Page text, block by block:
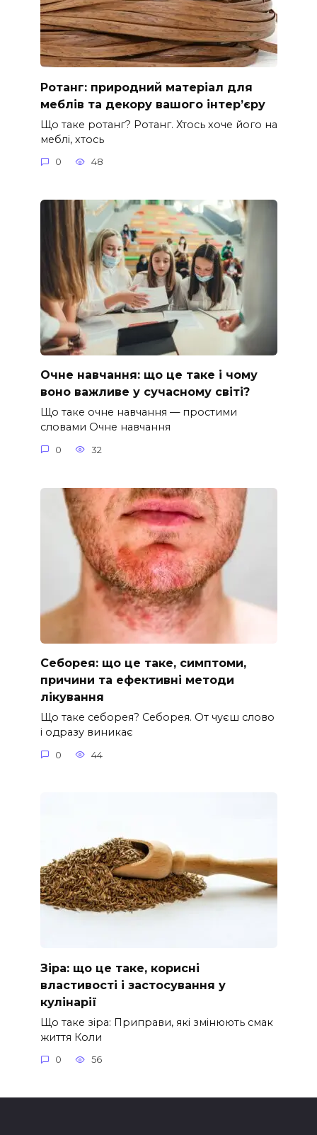
Ротанг: природний матеріал для
меблів та декору вашого інтер’єру
Що таке ротанг? Ротанг. Хтось хоче його на
меблі, хтось
0 48
Очне навчання: що це таке і чому
воно важливе у сучасному світі?
Що таке очне навчання — простими
словами Очне навчання
0 32
Себорея: що це таке, симптоми,
причини та ефективні методи
лікування
Що таке себорея? Себорея. От чуєш слово
і одразу виникає
0 44
Зіра: що це таке, корисні
властивості і застосування у
кулінарії
Що таке зіра: Приправи, які змінюють смак
життя Коли
0 56